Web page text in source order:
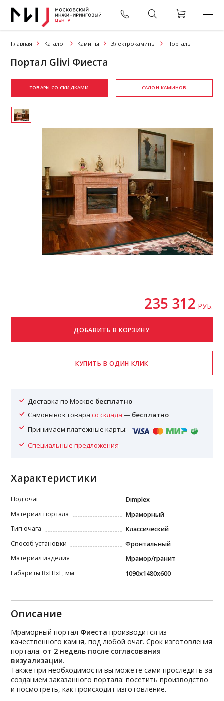
Главная Каталог Камины Электрокамины Порталы
Портал Glivi Фиеста
ТОВАРЫ СО СКИДКАМИ САЛОН КАМИНОВ
235 312 РУБ.
Доставка по Москве бесплатно
Самовывоз товарасо склада — бесплатно
Принимаем платежные карты:
Специальные предложения
Характеристики
Под очаг
Dimplex
Материал портала
Мраморный
Тип очага
Классический
Способ установки
Фронтальный
Материал изделия
Мрамор/гранит
Габариты ВxШxГ, мм
1090х1480х600
Описание
Мраморный портал Фиеста производится из
качественного камня, под любой очаг. Срок изготовления
портала: от 2 недель после согласования
визуализации.
Также при необходимости вы можете сами проследить за
созданием заказанного портала: посетить производство
и посмотреть, как происходит изготовление.